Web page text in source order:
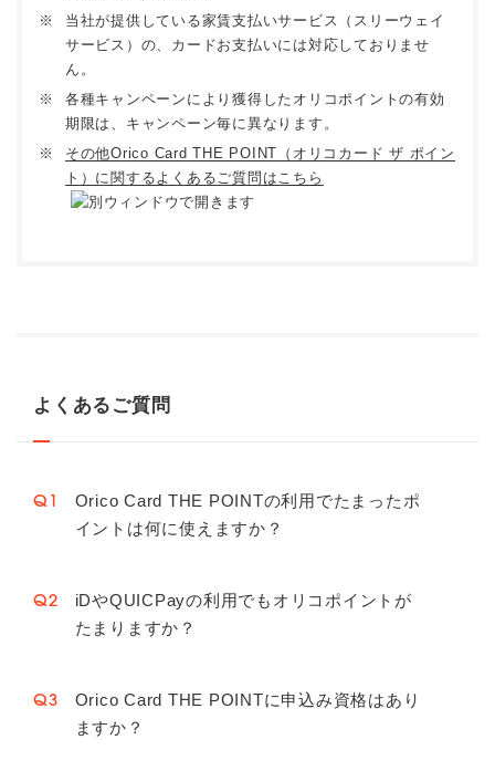
※
当社が提供している家賃支払いサービス（スリーウェイ
サービス）の、カードお支払いには対応しておりませ
ん。
※
各種キャンペーンにより獲得したオリコポイントの有効
期限は、キャンペーン毎に異なります。
※
その他Orico Card THE POINT（オリコカード ザ ポイン
ト）に関するよくあるご質問はこちら
よくあるご質問
Q1
Orico Card THE POINTの利用でたまったポ
イントは何に使えますか？
Q2
iDやQUICPayの利用でもオリコポイントが
たまりますか？
Q3
Orico Card THE POINTに申込み資格はあり
ますか？